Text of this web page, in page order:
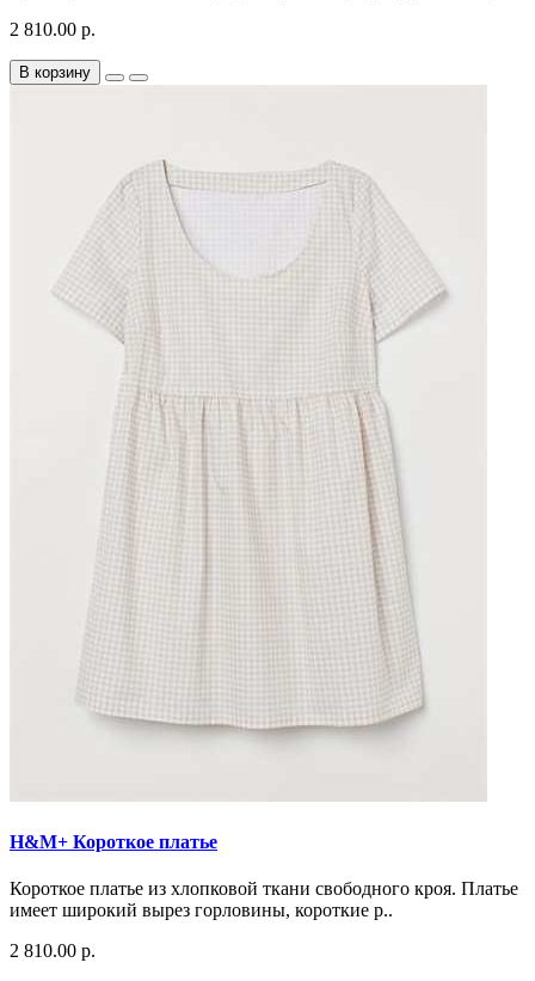
2 810.00 р.
В корзину
H&M+ Короткое платье
Короткое платье из хлопковой ткани свободного кроя. Платье
имеет широкий вырез горловины, короткие р..
2 810.00 р.